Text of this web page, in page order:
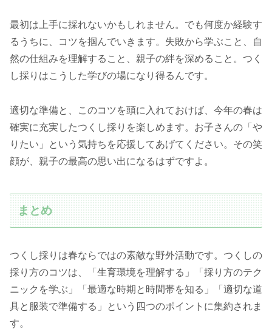
最初は上手に採れないかもしれません。でも何度か経験す
るうちに、コツを掴んでいきます。失敗から学ぶこと、自
然の仕組みを理解すること、親子の絆を深めること。つく
し採りはこうした学びの場になり得るんです。
適切な準備と、このコツを頭に入れておけば、今年の春は
確実に充実したつくし採りを楽しめます。お子さんの「や
りたい」という気持ちを応援してあげてください。その笑
顔が、親子の最高の思い出になるはずですよ。
まとめ
つくし採りは春ならではの素敵な野外活動です。つくしの
採り方のコツは、「生育環境を理解する」「採り方のテク
ニックを学ぶ」「最適な時期と時間帯を知る」「適切な道
具と服装で準備する」という四つのポイントに集約されま
す。